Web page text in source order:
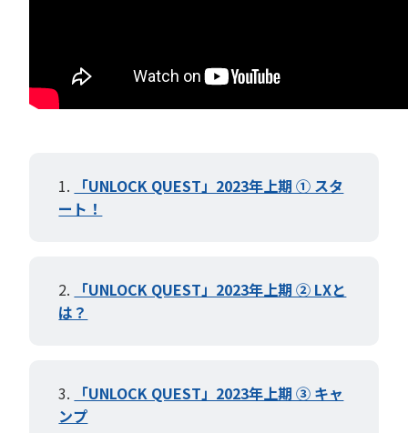
「UNLOCK QUEST」2023年上期 ① スタ
ート！
「UNLOCK QUEST」2023年上期 ② LXと
は？
「UNLOCK QUEST」2023年上期 ③ キャ
ンプ